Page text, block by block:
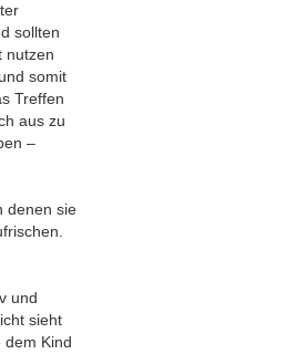
sollten
nutzen
somit
Treffen
aus zu
–
denen sie
und
sieht
dem Kind